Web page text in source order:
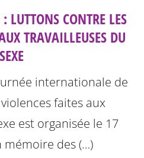
LUTTONS CONTRE LES
TRAVAILLEUSES DU
SEXE
internationale de
faites aux
est organisée le 17
mémoire des (…)